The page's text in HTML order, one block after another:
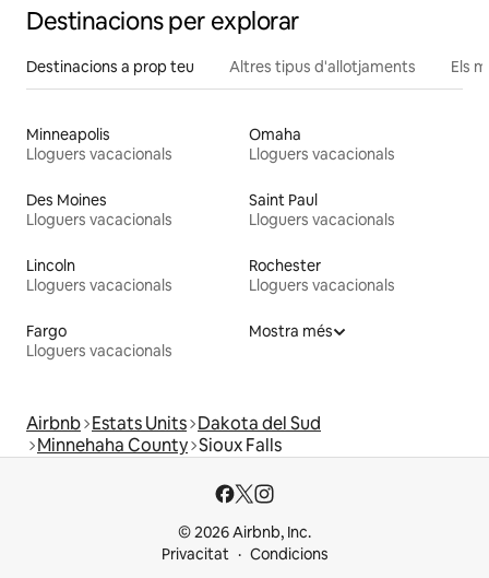
Destinacions per explorar
Destinacions a prop teu Altres tipus d'allotjaments Els
Minneapolis
Lloguers vacacionals
Omaha
Lloguers vacacionals
Des Moines
Lloguers vacacionals
Saint Paul
Lloguers vacacionals
Lincoln
Lloguers vacacionals
Rochester
Lloguers vacacionals
Fargo
Lloguers vacacionals
Mostra més
Airbnb Estats Units Dakota del Sud
Minnehaha County Sioux Falls
© 2026 Airbnb, Inc.
Privacitat
Condicions